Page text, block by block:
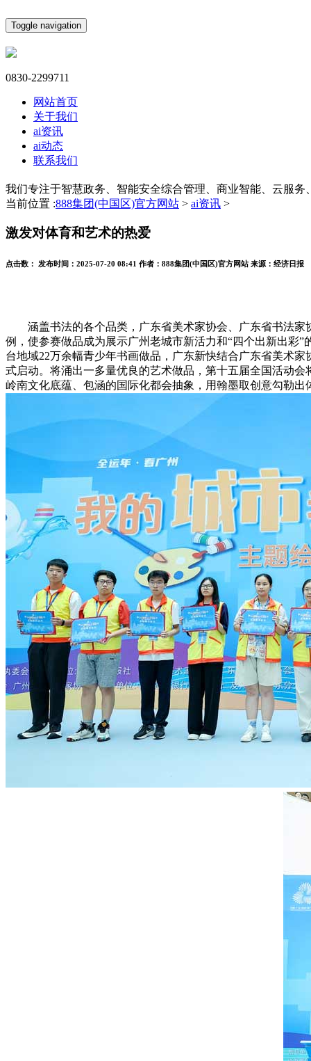
Toggle navigation
0830-2299711
网站首页
关于我们
ai资讯
ai动态
联系我们
我们专注于智慧政务、智能安全综合管理、商业智能、云服务
当前位置 :888集团(中国区)官方网站 > ai资讯 >
激发对体育和艺术的热爱
点击数： 发布时间： 2025-07-20 08:41 作者： 888集团(中国区)官方网站 来源： 经济日报
涵盖书法的各个品类，广东省美术家协会、广东省书法家
例，使参赛做品成为展示广州老城市新活力和“四个出新出彩
台地域22万余幅青少年书画做品，广东新快结合广东省美术
式启动。将涌出一多量优良的艺术做品，第十五届全国活动
岭南文化底蕴、包涵的国际化都会抽象，用翰墨取创意勾勒